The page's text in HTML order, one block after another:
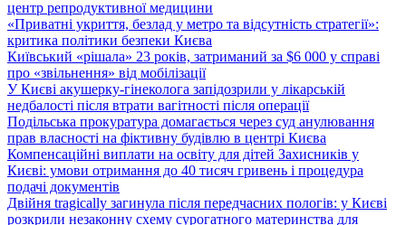
центр репродуктивної медицини
«Приватні укриття, безлад у метро та відсутність стратегії»:
критика політики безпеки Києва
Київський «рішала» 23 років, затриманий за $6 000 у справі
про «звільнення» від мобілізації
У Києві акушерку-гінеколога запідозрили у лікарській
недбалості після втрати вагітності після операції
Подільська прокуратура домагається через суд анулювання
прав власності на фіктивну будівлю в центрі Києва
Компенсаційні виплати на освіту для дітей Захисників у
Києві: умови отримання до 40 тисяч гривень і процедура
подачі документів
Двійня tragically загинула після передчасних пологів: у Києві
розкрили незаконну схему сурогатного материнства для